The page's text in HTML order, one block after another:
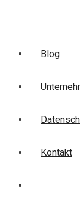
Blog
Kontakt